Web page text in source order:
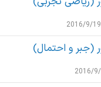
2016/9/19
(جبر و احتمال)
2016/